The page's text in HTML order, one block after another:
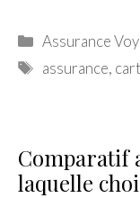
Catégories
Assurance
Étiquettes
assurance,
Comparatif
laquelle